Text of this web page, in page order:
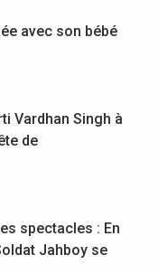
avec son bébé
Vardhan Singh à
de
spectacles : En
Jahboy se